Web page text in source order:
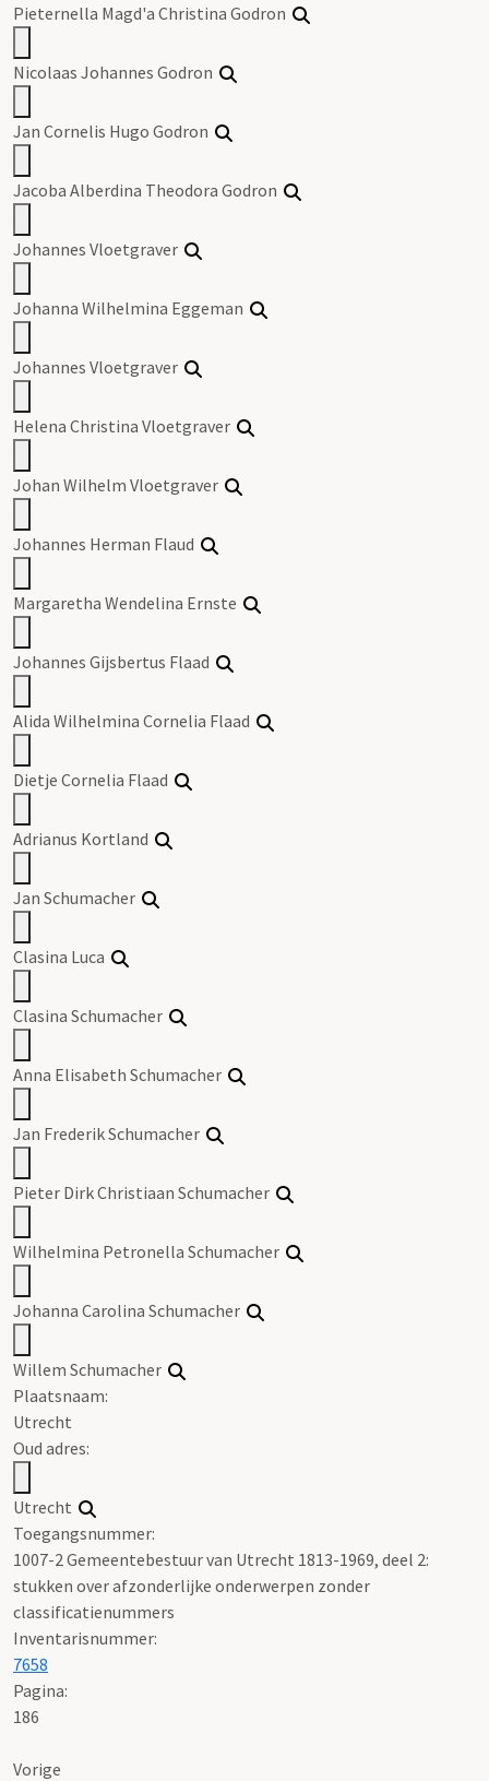
Pieternella Magd'a Christina Godron
Nicolaas Johannes Godron
Jan Cornelis Hugo Godron
Jacoba Alberdina Theodora Godron
Johannes Vloetgraver
Johanna Wilhelmina Eggeman
Johannes Vloetgraver
Helena Christina Vloetgraver
Johan Wilhelm Vloetgraver
Johannes Herman Flaud
Margaretha Wendelina Ernste
Johannes Gijsbertus Flaad
Alida Wilhelmina Cornelia Flaad
Dietje Cornelia Flaad
Adrianus Kortland
Jan Schumacher
Clasina Luca
Clasina Schumacher
Anna Elisabeth Schumacher
Jan Frederik Schumacher
Pieter Dirk Christiaan Schumacher
Wilhelmina Petronella Schumacher
Johanna Carolina Schumacher
Willem Schumacher
Plaatsnaam:
Utrecht
Oud adres:
Utrecht
Toegangsnummer:
1007-2 Gemeentebestuur van Utrecht 1813-1969, deel 2:
stukken over afzonderlijke onderwerpen zonder
classificatienummers
Inventarisnummer:
7658
Pagina:
186
Vorige